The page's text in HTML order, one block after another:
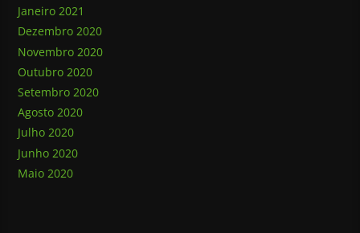
Janeiro 2021
Dezembro 2020
Novembro 2020
Outubro 2020
Setembro 2020
Agosto 2020
Julho 2020
Junho 2020
Maio 2020